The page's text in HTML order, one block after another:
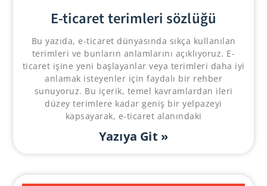
E-ticaret terimleri sözlüğü
Bu yazıda, e-ticaret dünyasında sıkça kullanılan
terimleri ve bunların anlamlarını açıklıyoruz. E-
ticaret işine yeni başlayanlar veya terimleri daha iyi
anlamak isteyenler için faydalı bir rehber
sunuyoruz. Bu içerik, temel kavramlardan ileri
düzey terimlere kadar geniş bir yelpazeyi
kapsayarak, e-ticaret alanındaki
Yazıya Git »